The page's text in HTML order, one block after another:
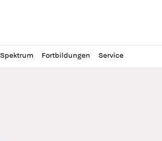
Spektrum Fortbildungen Service